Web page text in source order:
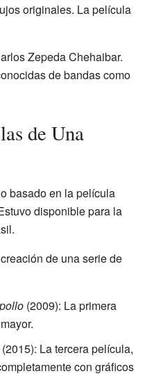
originales. La película
Zepeda Chehaibar.
de bandas como
de Una
basado en la película
disponible para la
de una serie de
(2009): La primera
(2015): La tercera película,
con gráficos